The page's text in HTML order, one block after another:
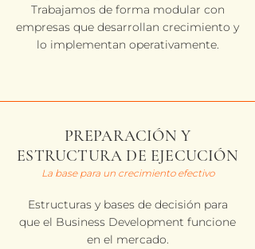
Trabajamos de forma modular con
empresas que desarrollan crecimiento y
lo implementan operativamente.
PREPARACIÓN Y
ESTRUCTURA DE EJECUCIÓN
La base para un crecimiento efectivo
Estructuras y bases de decisión para
que el Business Development funcione
en el mercado.